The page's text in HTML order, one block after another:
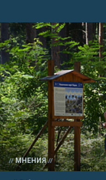
МНЕНИЯ